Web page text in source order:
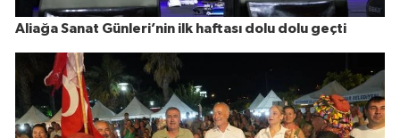
Aliağa Sanat Günleri’nin ilk haftası dolu dolu geçti